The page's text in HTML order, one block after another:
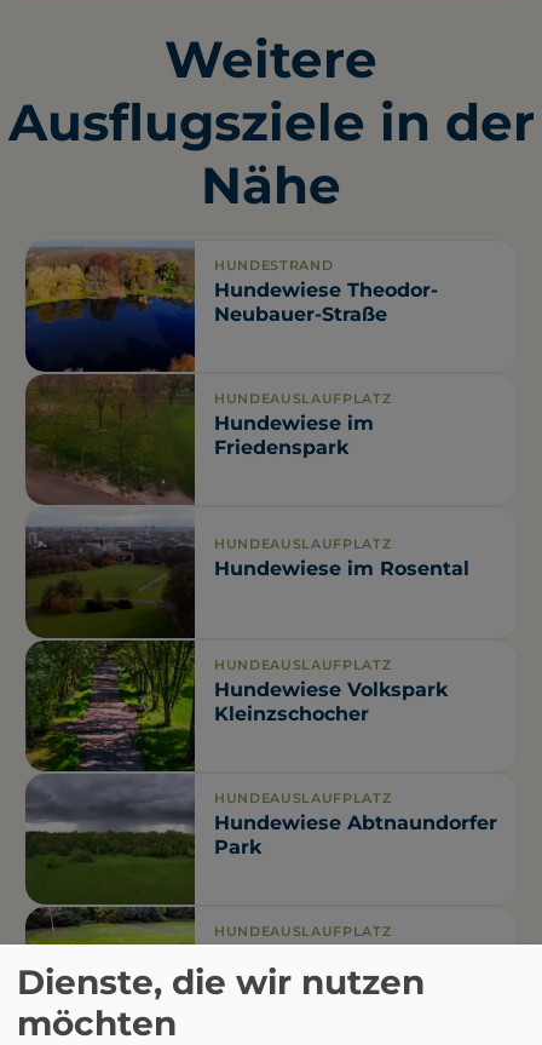
Weitere
Ausflugsziele in der
Nähe
HUNDESTRAND
Hundewiese Theodor-
Neubauer-Straße
HUNDEAUSLAUFPLATZ
Hundewiese im
Friedenspark
HUNDEAUSLAUFPLATZ
Hundewiese im Rosental
HUNDEAUSLAUFPLATZ
Hundewiese Volkspark
Kleinzschocher
HUNDEAUSLAUFPLATZ
Hundewiese Abtnaundorfer
Park
HUNDEAUSLAUFPLATZ
Bretschneider Park
Dienste, die wir nutzen
möchten